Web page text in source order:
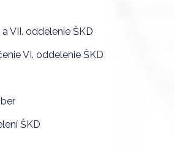
VII. oddelenie ŠKD
VI. oddelenie ŠKD
ŠKD